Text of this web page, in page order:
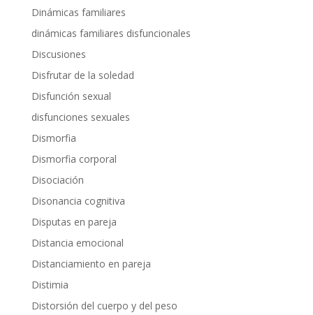
Dinámicas familiares
dinámicas familiares disfuncionales
Discusiones
Disfrutar de la soledad
Disfunción sexual
disfunciones sexuales
Dismorfia
Dismorfia corporal
Disociación
Disonancia cognitiva
Disputas en pareja
Distancia emocional
Distanciamiento en pareja
Distimia
Distorsión del cuerpo y del peso